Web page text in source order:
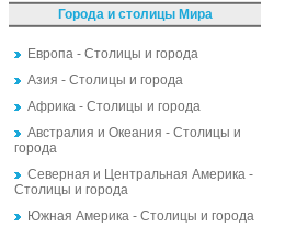
Города и столицы Мира
Европа - Столицы и города
Азия - Столицы и города
Африка - Столицы и города
Австралия и Океания - Столицы и
города
Северная и Центральная Америка -
Столицы и города
Южная Америка - Столицы и города